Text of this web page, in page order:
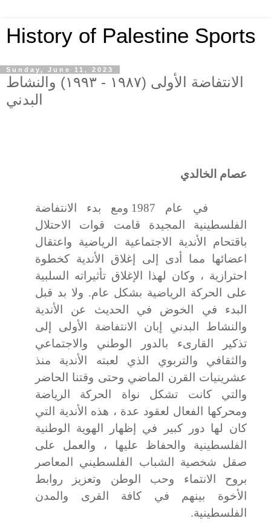
History of Palestine Sports
Sunday, June 11, 2023
الانتفاضة الأولى (١٩٨٧ - ١٩٩٣) والنشاط
البدني
عصام الخالدي
في عام 1987 ومع بدء الانتفاضة
الفلسطينية المجيدة قامت قوات الاحتلال
باقتحام الأندية الاجتماعية الرياضية واعتقال
اعضائها مما أدى إلى إغلاق الأندية كخطوة
احترازية ، وكان لهذا الإغلاق تأثيراته السلبية
على الحركة الرياضية بشكل عام. ولا بد قبل
البدء في الخوض في الحديث عن الأندية
والنشاط البدني إبان الانتفاضة الأولى إلى
تذكير القارىء بالدور الوطني والاجتماعي
والثقافي والتربوي الذي لعبته الأندية منذ
عشرينيات القرن الماضي وحتى وقتنا الحاضر
والتي كانت تشكل نواة الحركة الرياضة
ومحركها الفعال لعقود عدة ، هذه الأندية التي
كان لها دور كبير في إظهار الهوية الوطنية
الفلسطينية والحفاظ عليها ، والعمل على
صقل شخصية الشباب الفلسطيني المعاصر
بروح الانتماء وحب الوطن وتعزيز روابط
الأخوة بينهم في كافة القرى والمدن
الفلسطينية.